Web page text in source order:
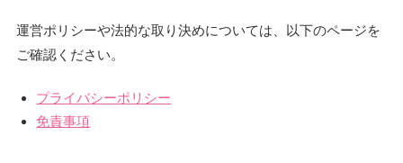
運営ポリシーや法的な取り決めについては、以下のページを
ご確認ください。
プライバシーポリシー
免責事項